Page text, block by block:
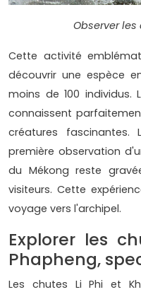
Observer
Cette activité
découvrir une espèce
moins de 100 individus.
connaissent
créatures fascinantes.
première observation
du Mékong reste
visiteurs. Cette
voyage vers l'archipel.
Explorer les
Phapheng,
Les chutes Li Phi et